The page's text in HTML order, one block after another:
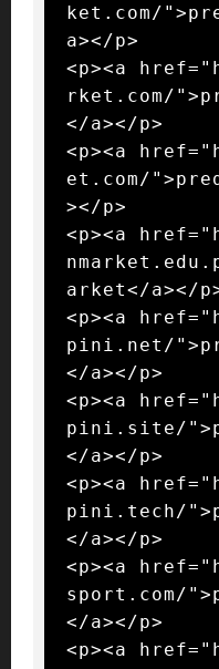
ket.com/
a></p>
<p><a
rket.com/
</a></p>
<p><a
et.com/
></p>
<p><a
arket</a></
<p><a
pini.net/
</a></p>
<p><a
pini.site/
</a></p>
<p><a
pini.tech/
</a></p>
<p><a
sport.com/
</a></p>
<p><a